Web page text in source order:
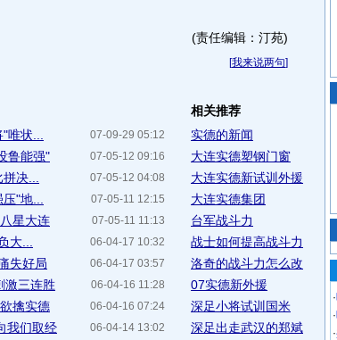
(责任编辑：汀苑)
[我来说两句]
07-09-29 05:12
状...
07-05-12 09:16
鲁能强"
07-05-12 04:08
决...
07-05-11 12:15
"地...
07-05-11 11:13
星大连
06-04-17 10:32
大...
06-04-17 03:57
失好局
06-04-16 11:28
激三连胜
06-04-16 07:24
擒实德
06-04-14 13:02
我们取经
相关推荐
实德的新闻
大连实德塑钢门窗
大连实德新试训外援
大连实德集团
台军战斗力
战士如何提高战斗力
洛奇的战斗力怎么改
07实德新外援
深足小将试训国米
深足出走武汉的郑斌
·
·
·